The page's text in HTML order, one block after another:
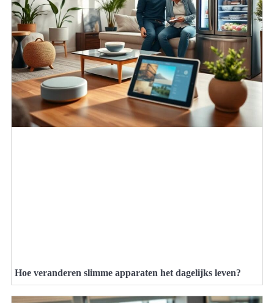
Hoe veranderen slimme apparaten het dagelijks leven?